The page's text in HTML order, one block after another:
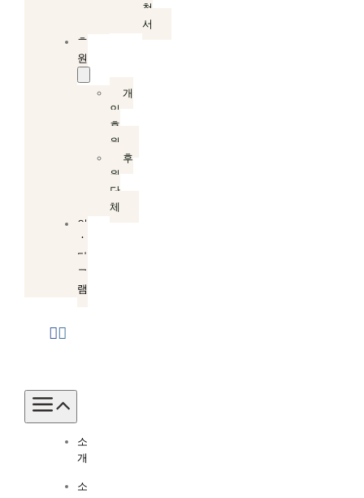
청
서
후
원
개
인
후
원
후
원
단
체
인
스
타
그
램
Toggle
Navigation
소
개
소